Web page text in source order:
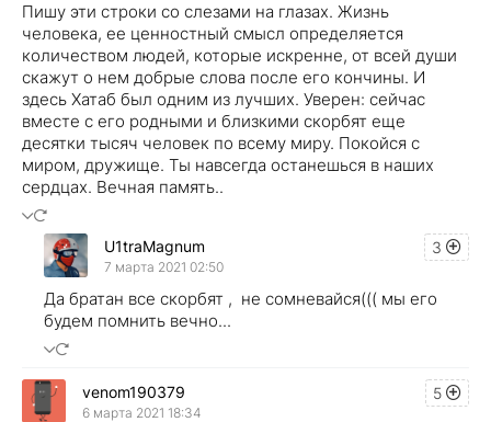
Пишу эти строки со слезами на глазах. Жизнь
человека, ее ценностный смысл определяется
количеством людей, которые искренне, от всей души
скажут о нем добрые слова после его кончины. И
здесь Хатаб был одним из лучших. Уверен: сейчас
вместе с его родными и близкими скорбят еще
десятки тысяч человек по всему миру. Покойся с
миром, дружище. Ты навсегда останешься в наших
сердцах. Вечная память..
3
U1traMagnum
7 марта 2021 02:50
Да братан все скорбят , не сомневайся((( мы его
будем помнить вечно...
5
venom190379
6 марта 2021 18:34